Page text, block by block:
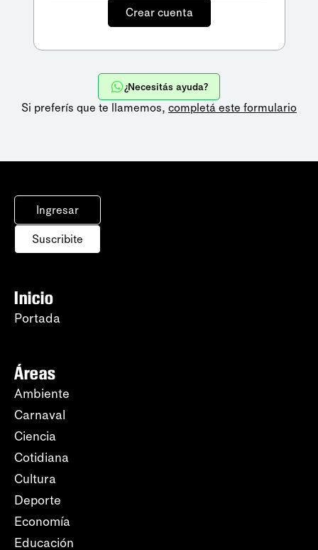
¿Necesitás ayuda?
Si preferís que te llamemos, completá este formulario
Ingresar
Suscribite
Inicio
Portada
Áreas
Ambiente
Carnaval
Ciencia
Cotidiana
Cultura
Deporte
Economía
Educación